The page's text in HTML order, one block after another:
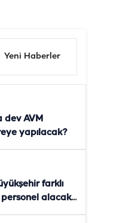
Yeni Haberler
dev AVM
yapılacak?
farklı
alacak!